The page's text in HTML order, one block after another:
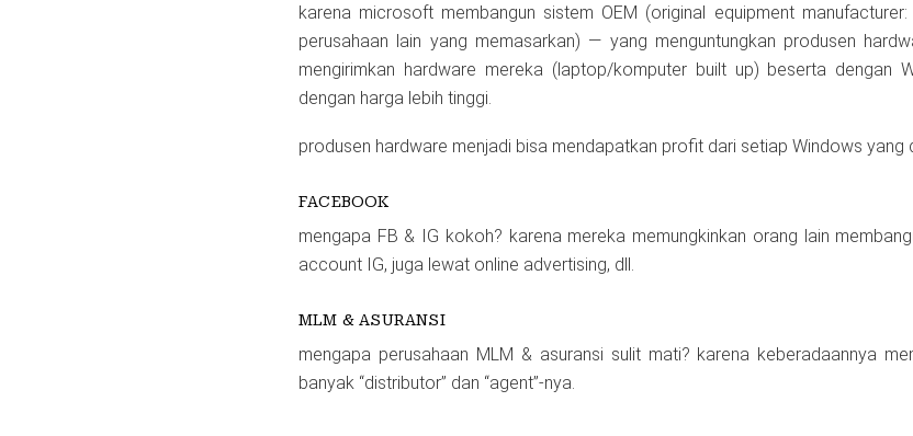
karena microsoft membangun sistem OEM (original equipment
perusahaan lain yang memasarkan) — yang menguntungkan produsen
mengirimkan hardware mereka (laptop/komputer built up) beserta dengan
dengan harga lebih tinggi.
produsen hardware menjadi bisa mendapatkan profit dari setiap Windows yang
FACEBOOK
mengapa FB & IG kokoh? karena mereka memungkinkan orang lain
account IG, juga lewat online advertising, dll.
MLM & ASURANSI
mengapa perusahaan MLM & asuransi sulit mati? karena keberadaannya
banyak “distributor” dan “agent”-nya.